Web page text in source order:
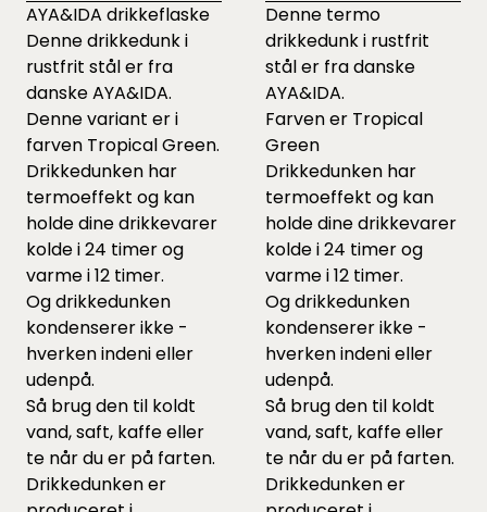
AYA&IDA drikkeflaske
Denne drikkedunk i
rustfrit stål er fra
danske AYA&IDA.
Denne variant er i
farven Tropical Green.
Drikkedunken har
termoeffekt og kan
holde dine drikkevarer
kolde i 24 timer og
varme i 12 timer.
Og drikkedunken
kondenserer ikke -
hverken indeni eller
udenpå.
Så brug den til koldt
vand, saft, kaffe eller
te når du er på farten.
Drikkedunken er
Denne termo
drikkedunk i rustfrit
stål er fra danske
AYA&IDA.
Farven er Tropical
Green
Drikkedunken har
termoeffekt og kan
holde dine drikkevarer
kolde i 24 timer og
varme i 12 timer.
Og drikkedunken
kondenserer ikke -
hverken indeni eller
udenpå.
Så brug den til koldt
vand, saft, kaffe eller
te når du er på farten.
Drikkedunken er